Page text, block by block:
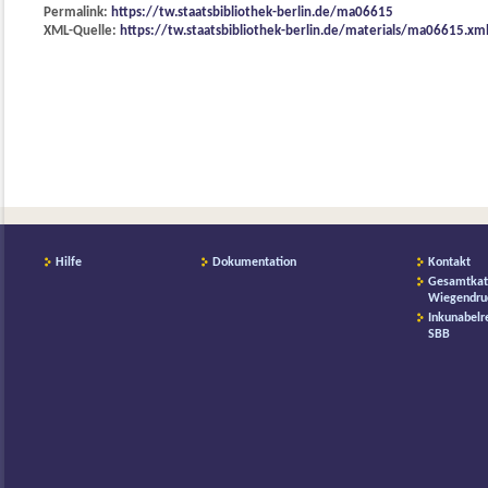
Permalink: https://tw.staatsbibliothek-berlin.de/ma06615
XML-Quelle: https://tw.staatsbibliothek-berlin.de/materials/ma06615.xml
Hilfe Dokumentation
Kontakt
SBB